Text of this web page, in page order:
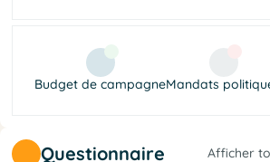
Budget de campagneMandats
Questionnaire Afficher